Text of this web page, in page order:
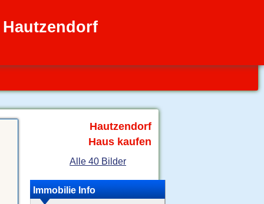
Hautzendorf
Haus kaufen
Alle 40 Bilder
Immobilie Info